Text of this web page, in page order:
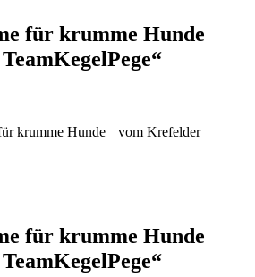
für krumme Hunde
krumme Hunde vom Krefelder
für krumme Hunde